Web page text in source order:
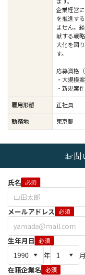
企業経営
を推進す
ません。
献する戦
大化を図
す。
応募資格（
・大規模
・新規案
雇用形態
正社員
勤務地
東京都
お問
氏名 必須
メールアドレス 必須
生年月日 必須
年 月
在籍企業名 必須